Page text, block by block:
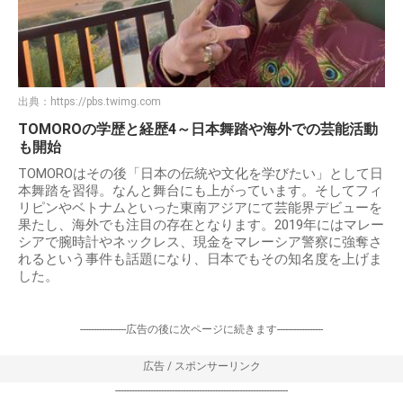
出典： https://pbs.twimg.com
TOMOROの学歴と経歴4～日本舞踏や海外での芸能活動
も開始
TOMOROはその後「日本の伝統や文化を学びたい」として日
本舞踏を習得。なんと舞台にも上がっています。そしてフィ
リピンやベトナムといった東南アジアにて芸能界デビューを
果たし、海外でも注目の存在となります。2019年にはマレー
シアで腕時計やネックレス、現金をマレーシア警察に強奪さ
れるという事件も話題になり、日本でもその知名度を上げま
した。
-----------------広告の後に次ページに続きます-----------------
広告 / スポンサーリンク
----------------------------------------------------------------